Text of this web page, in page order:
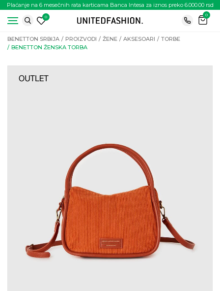
Plaćanje na 6 mesečnih rata karticama Banca Intesa za iznos preko 6.000.00 rsd
0
0
BENETTON SRBIJA PROIZVODI ŽENE AKSESOARI
TORBE
BENETTON ŽENSKA TORBA